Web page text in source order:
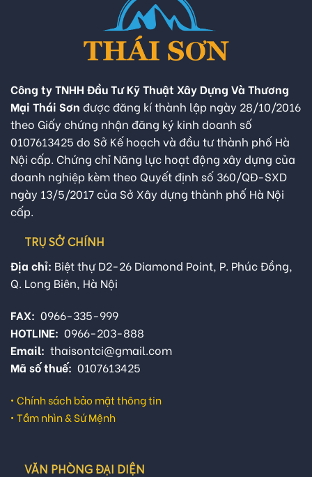
Công ty TNHH Đầu Tư Kỹ Thuật Xây Dựng Và Thương
Mại Thái Sơn được đăng kí thành lập ngày 28/10/2016
theo Giấy chứng nhận đăng ký kinh doanh số
0107613425 do Sở Kế hoạch và đầu tư thành phố Hà
Nội cấp. Chứng chỉ Năng lực hoạt động xây dựng của
doanh nghiệp kèm theo Quyết định số 360/QĐ-SXD
ngày 13/5/2017 của Sở Xây dựng thành phố Hà Nội
cấp.
TRỤ SỞ CHÍNH
Địa chỉ: Biệt thự D2-26 Diamond Point, P. Phúc Đồng,
Q. Long Biên, Hà Nội
FAX: 0966-335-999
HOTLINE: 0966-203-888
Email: thaisontci@gmail.com
Mã số thuế: 0107613425
• Chính sách bảo mật thông tin
• Tầm nhìn & Sứ Mệnh
VĂN PHÒNG ĐẠI DIỆN